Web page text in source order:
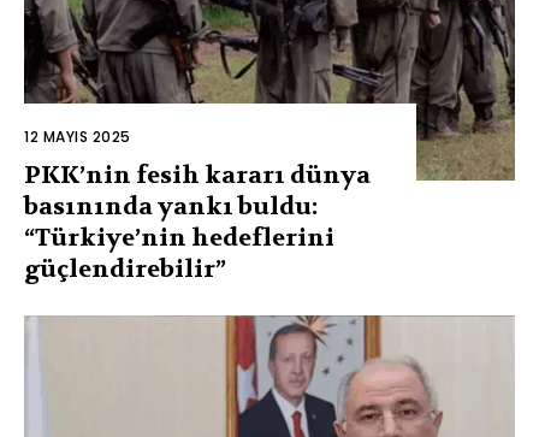
12 MAYIS 2025
PKK’nin fesih kararı dünya
basınında yankı buldu:
“Türkiye’nin hedeflerini
güçlendirebilir”